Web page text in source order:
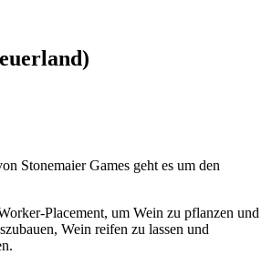
Stonemaier Games geht es um den
Placement, um Wein zu pflanzen und
Wein reifen zu lassen und